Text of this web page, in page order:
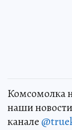
Комсомолка
наши
канале